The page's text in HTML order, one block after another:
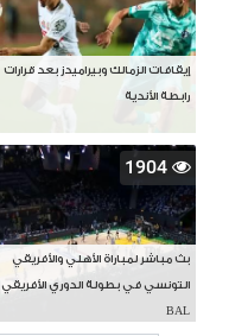
إيقافات الزمالك وبيراميدز بعد قرارات
رابطة الأندية
1904
بث مباشر لمباراة الأهلي والأفريقي
التونسي في بطولة الدوري الأفريقي
BAL